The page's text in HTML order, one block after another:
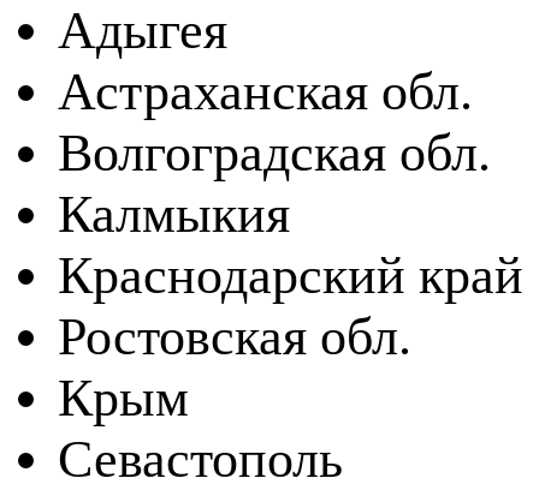
Адыгея
Астраханская обл.
Волгоградская обл.
Калмыкия
Краснодарский край
Ростовская обл.
Крым
Севастополь